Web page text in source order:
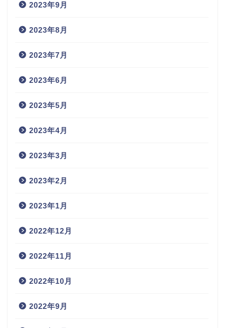
2023年9月
2023年8月
2023年7月
2023年6月
2023年5月
2023年4月
2023年3月
2023年2月
2023年1月
2022年12月
2022年11月
2022年10月
2022年9月